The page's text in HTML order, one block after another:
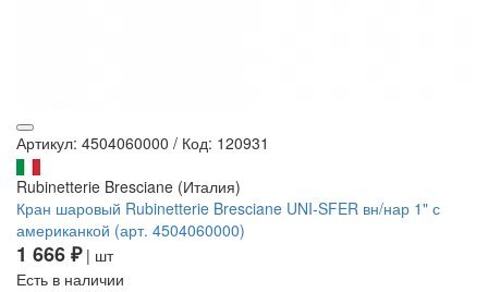
Артикул: 4504060000 / Код: 120931
Rubinetterie Bresciane (Италия)
Кран шаровый Rubinetterie Bresciane UNI-SFER вн/нар 1" с
американкой (арт. 4504060000)
1 666 ₽| шт
Есть в наличии